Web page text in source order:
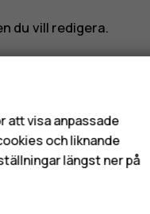
du vill redigera.
att visa anpassade
och liknande
längst ner på